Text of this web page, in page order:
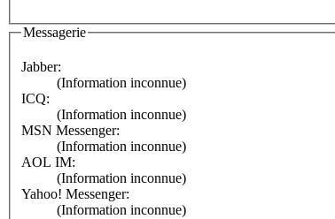
Messagerie
Jabber:
(Information inconnue)
ICQ:
(Information inconnue)
MSN Messenger:
(Information inconnue)
AOL IM:
(Information inconnue)
Yahoo! Messenger:
(Information inconnue)